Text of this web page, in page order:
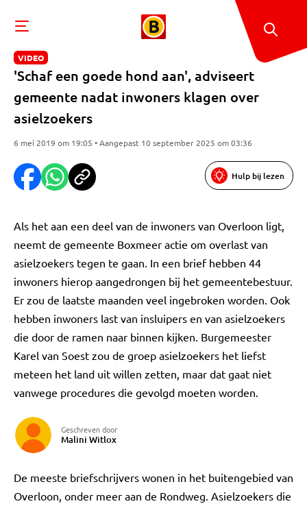
VIDEO
'Schaf een goede hond aan', adviseert
gemeente nadat inwoners klagen over
asielzoekers
6 mei 2019 om 19:05 • Aangepast 10 september 2025 om 03:36
Hulp bij lezen
Als het aan een deel van de inwoners van Overloon ligt,
neemt de gemeente Boxmeer actie om overlast van
asielzoekers tegen te gaan. In een brief hebben 44
inwoners hierop aangedrongen bij het gemeentebestuur.
Er zou de laatste maanden veel ingebroken worden. Ook
hebben inwoners last van insluipers en van asielzoekers
die door de ramen naar binnen kijken. Burgemeester
Karel van Soest zou de groep asielzoekers het liefst
meteen het land uit willen zetten, maar dat gaat niet
vanwege procedures die gevolgd moeten worden.
Geschreven door
Malini Witlox
De meeste briefschrijvers wonen in het buitengebied van
Overloon, onder meer aan de Rondweg. Asielzoekers die